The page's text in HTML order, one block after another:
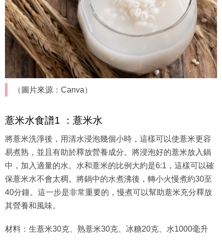
（圖片來源：Canva）
薏米水食譜1 ：薏米水
將薏米洗淨後，用清水浸泡幾個小時，這樣可以使薏米更容
易煮熟，並且有助於釋放營養成分。將浸泡好的薏米放入鍋
中，加入適量的水。水和薏米的比例大約是6:1，這樣可以確
保薏米水不會太稠。將鍋中的水煮沸後，轉小火慢煮約30至
40分鐘。這一步是非常重要的，慢煮可以幫助薏米充分釋放
其營養和風味。
材料：生薏米30克、熟薏米30克、冰糖20克、水1000毫升